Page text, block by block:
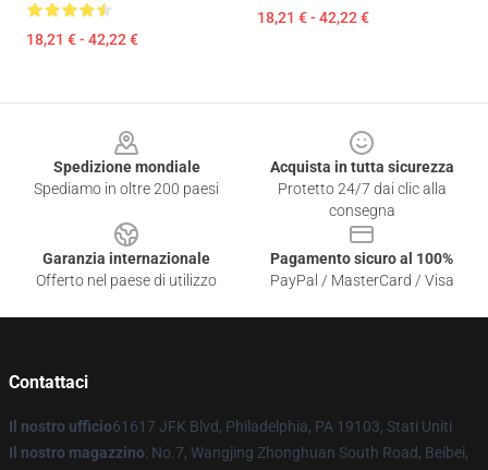
18,21 € - 42,22 €
18,21 € - 42,22 €
Spedizione mondiale
Spediamo in oltre 200 paesi
Acquista in tutta sicurezza
Protetto 24/7 dai clic alla
consegna
Garanzia internazionale
Offerto nel paese di utilizzo
Pagamento sicuro al 100%
PayPal / MasterCard / Visa
Contattaci
Il nostro ufficio61617 JFK Blvd, Philadelphia, PA 19103, Stati Uniti
Il nostro magazzino: No.7, Wangjing Zhonghuan South Road, Beibei,